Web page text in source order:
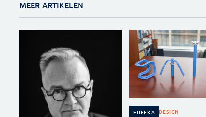
MEER ARTIKELEN
EUREKA DESIGN